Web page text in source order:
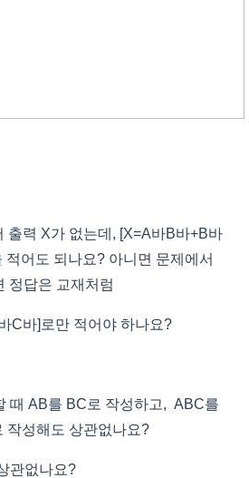
출력 X가 없는데, [X=A바B바+B바
어도 되나요? 아니면 문제에서
정답은 교재처럼
C바]로만 적어야 하나요?
때 AB를 BC로 작성하고, ABC를
작성해도 상관없나요?
관없나요?